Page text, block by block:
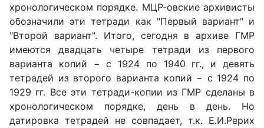
хронологическом порядке. МЦР-овские архивисты
обозначили эти тетради как "Первый вариант" и
"Второй вариант". Итого, сегодня в архиве ГМР
имеются двадцать четыре тетради из первого
варианта копий − с 1924 по 1940 гг., и девять
тетрадей из второго варианта копий − с 1924 по
1929 гг. Все эти тетради-копии из ГМР сделаны в
хронологическом порядке, день в день. Но
датировка тетрадей не совпадает, т.к. Е.И.Рерих